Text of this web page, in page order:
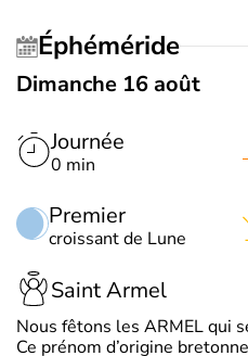
Éphéméride
Dimanche 16 août
Journée
0 min
Premier
croissant de Lune
Saint Armel
Nous fêtons les ARMEL qui
Ce prénom d’origine